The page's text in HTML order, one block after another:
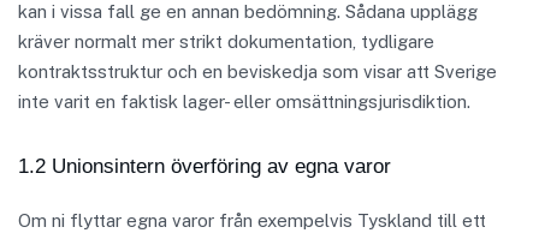
kan i vissa fall ge en annan bedömning. Sådana upplägg
kräver normalt mer strikt dokumentation, tydligare
kontraktsstruktur och en beviskedja som visar att Sverige
inte varit en faktisk lager- eller omsättningsjurisdiktion.
1.2 Unionsintern överföring av egna varor
Om ni flyttar egna varor från exempelvis Tyskland till ett